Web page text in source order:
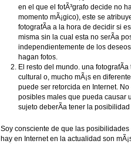
en el que el fotÃ³grafo decide no
momento mÃ¡gico), este se
fotografÃ­a a la hora de decidir si
misma sin la cual esta no serÃ­a
independientemente de los
hagan fotos.
El resto del mundo. una
cultural o, mucho mÃ¡s en
puede ser retorcida en Internet.
posibles males que pueda causar
sujeto deberÃ­a tener la
Soy consciente de que las
hay en Internet en la actualidad son